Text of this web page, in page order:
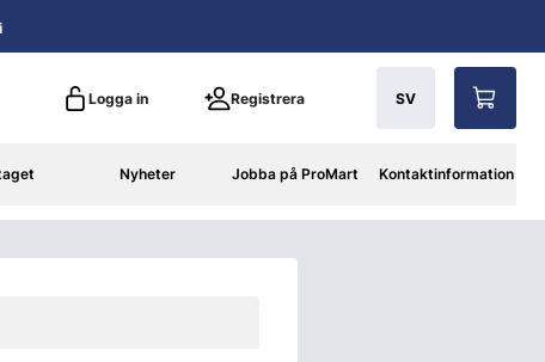
Logga in Registrera SV
Nyheter Jobba på ProMart Kontaktinformation